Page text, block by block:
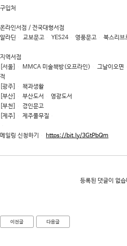
구입처
온라인서점 / 전국대형서점
알라딘 교보문고 YES24 영풍문고 북스리브
지역서점
[서울] MMCA 미술책방(오프라인) 그날이오
적
[광주] 책과생활
[부산] 부산도서 영광도서
[부천] 경인문고
[제주] 제주풀무질
메일링 신청하기 https://bit.ly/3GtPbQm
등록된 댓글이 없
이전글 다음글